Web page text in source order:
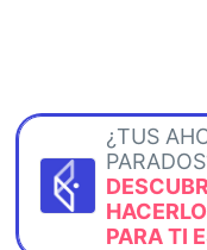
¿TUS
PARA TI